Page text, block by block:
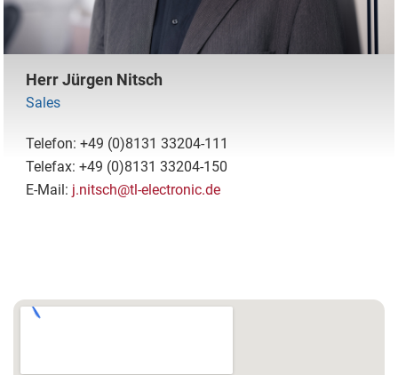
Herr Jürgen Nitsch
Sales
Telefon: +49 (0)8131 33204-111
Telefax: +49 (0)8131 33204-150
E-Mail: j.nitsch@tl-electronic.de